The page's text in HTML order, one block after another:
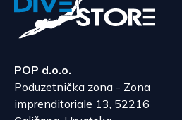
POP d.o.o.
Poduzetnička zona - Zona
imprenditoriale 13, 52216